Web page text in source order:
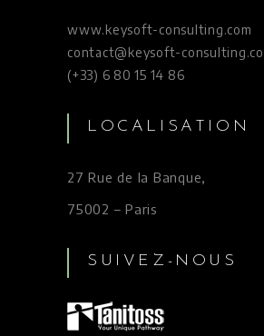
www.keysoft-consulting.com
contact@keysoft-
(+33) 6 80 15 14 86
LOCALISATION
27 Rue de la Banque,
75002 – Paris
SUIVEZ-NOUS